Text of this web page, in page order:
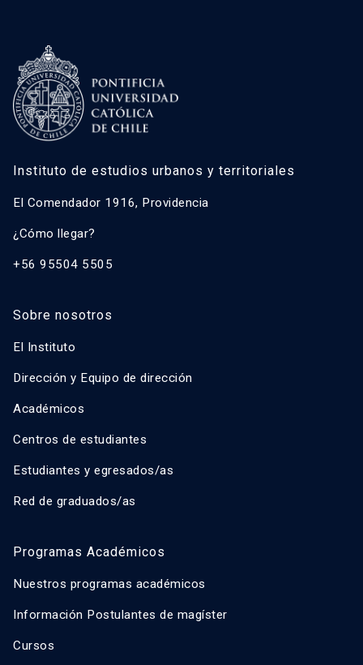
Instituto de estudios urbanos y territoriales
El Comendador 1916, Providencia
¿Cómo llegar?
+56 95504 5505
Sobre nosotros
El Instituto
Dirección y Equipo de dirección
Académicos
Centros de estudiantes
Estudiantes y egresados/as
Red de graduados/as
Programas Académicos
Nuestros programas académicos
Información Postulantes de magíster
Cursos